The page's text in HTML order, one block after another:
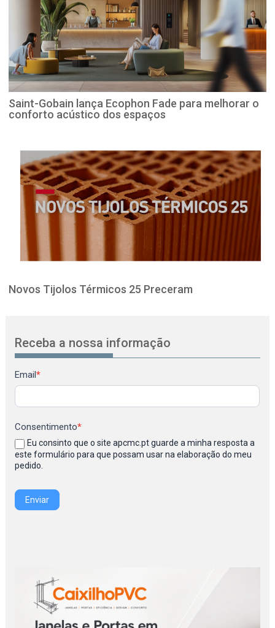
Saint-Gobain lança Ecophon Fade para melhorar o
conforto acústico dos espaços
Novos Tijolos Térmicos 25 Preceram
Receba a nossa informação
Newsletter
Email*
Consentimento*
Eu consinto que o site apcmc.pt guarde a minha resposta a
este formulário para que possam usar na elaboração do meu
pedido.
Enviar